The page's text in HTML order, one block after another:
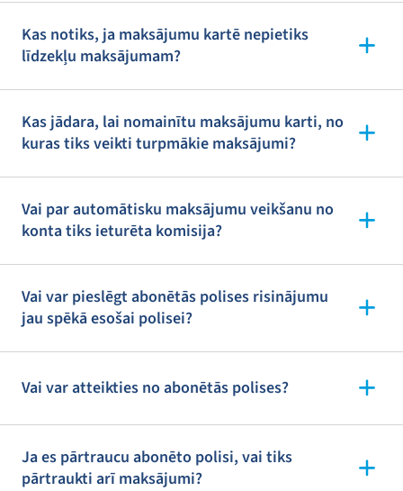
Kas notiks, ja maksājumu kartē nepietiks
līdzekļu maksājumam?
Kas jādara, lai nomainītu maksājumu karti, no
kuras tiks veikti turpmākie maksājumi?
Vai par automātisku maksājumu veikšanu no
konta tiks ieturēta komisija?
Vai var pieslēgt abonētās polises risinājumu
jau spēkā esošai polisei?
Vai var atteikties no abonētās polises?
Ja es pārtraucu abonēto polisi, vai tiks
pārtraukti arī maksājumi?